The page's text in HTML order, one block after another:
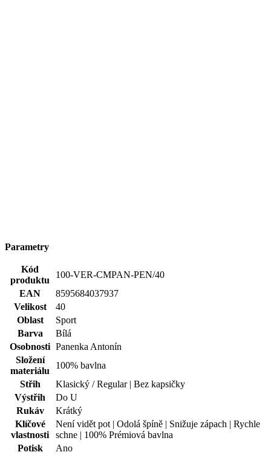
Parametry
Kód
produktu
100-VER-CMPAN-PEN/40
EAN
8595684037937
Velikost
40
Oblast
Sport
Barva
Bílá
Osobnosti Panenka Antonín
Složení
materiálu
100% bavlna
Střih
Klasický / Regular | Bez kapsičky
Výstřih
Do U
Rukáv
Krátký
Klíčové
vlastnosti
Není vidět pot | Odolá špíně | Snižuje zápach | Rychle
schne | 100% Prémiová bavlna
Potisk
Ano